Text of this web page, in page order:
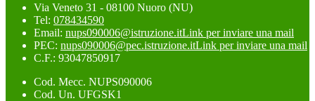
Via Veneto 31 - 08100 Nuoro (NU)
Tel: 078434590
Email: nups090006@istruzione.itLink per inviare una mail
PEC: nups090006@pec.istruzione.itLink per inviare una mail
C.F.: 93047850917
Cod. Mecc. NUPS090006
Cod. Un. UFGSK1